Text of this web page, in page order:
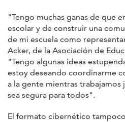
"Tengo muchas ganas de que
escolar y de construir una
de mi escuela como
Acker, de la Asociación de
"Tengo algunas ideas
estoy deseando coordinarme
a la gente mientras trabajamos
sea segura para todos".
El formato cibernético